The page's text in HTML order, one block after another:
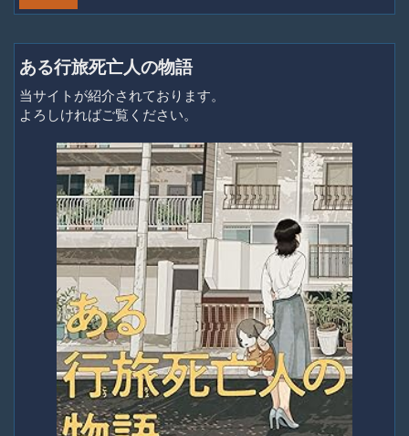
ある行旅死亡人の物語
当サイトが紹介されております。
よろしければご覧ください。